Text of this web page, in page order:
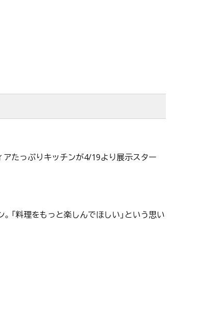
アたっぷりキッチンが4/19より展示スター
「料理をもっと楽しんでほしい」という思い